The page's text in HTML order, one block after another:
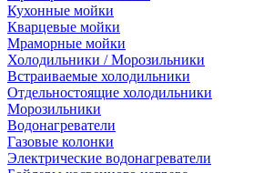
Кухонные мойки
Кварцевые мойки
Мраморные мойки
Холодильники / Морозильники
Встраиваемые холодильники
Отдельностоящие холодильники
Морозильники
Водонагреватели
Газовые колонки
Электрические водонагреватели